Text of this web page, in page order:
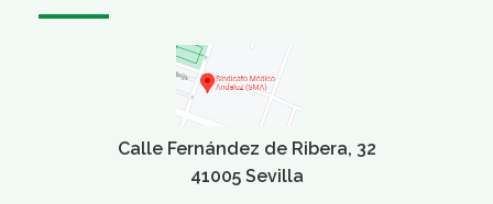
Calle Fernández de Ribera, 32
41005 Sevilla